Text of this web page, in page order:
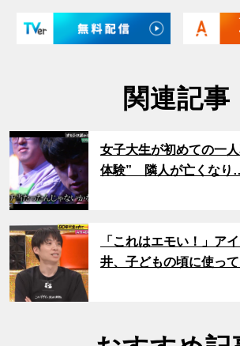
関連記事
サムネイル
女子大生が初めての一
体験” 隣人が亡くな
サムネイル
「これはエモい！」ア
井、子どもの頃に使っ